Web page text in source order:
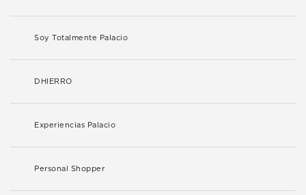
Soy Totalmente Palacio
DHIERRO
Experiencias Palacio
Personal Shopper